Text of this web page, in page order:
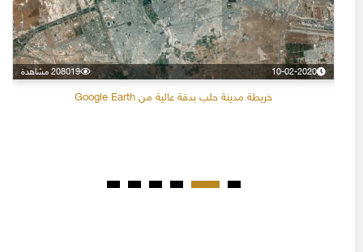
10-02-2020 208019 مشاهدة
خريطة مدينة حلب بدقة عالية من Google Earth